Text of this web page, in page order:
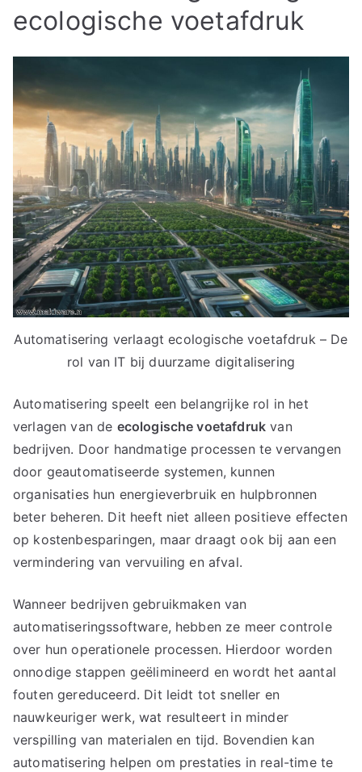
ecologische voetafdruk
Automatisering verlaagt ecologische voetafdruk – De
rol van IT bij duurzame digitalisering
Automatisering speelt een belangrijke rol in het
verlagen van de ecologische voetafdruk van
bedrijven. Door handmatige processen te vervangen
door geautomatiseerde systemen, kunnen
organisaties hun energieverbruik en hulpbronnen
beter beheren. Dit heeft niet alleen positieve effecten
op kostenbesparingen, maar draagt ook bij aan een
vermindering van vervuiling en afval.
Wanneer bedrijven gebruikmaken van
automatiseringssoftware, hebben ze meer controle
over hun operationele processen. Hierdoor worden
onnodige stappen geëlimineerd en wordt het aantal
fouten gereduceerd. Dit leidt tot sneller en
nauwkeuriger werk, wat resulteert in minder
verspilling van materialen en tijd. Bovendien kan
automatisering helpen om prestaties in real-time te